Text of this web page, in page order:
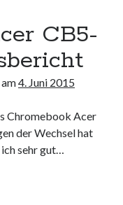
CB5-
am4. Juni 2015
Chromebook Acer
der Wechsel hat
sehr gut…